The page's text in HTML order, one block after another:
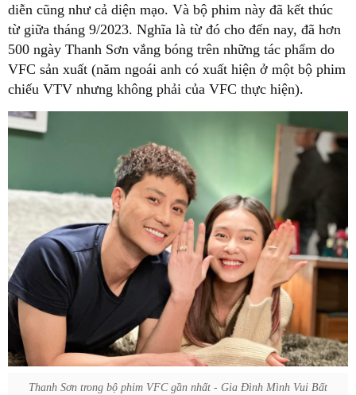
diễn cũng như cả diện mạo. Và bộ phim này đã kết thúc
từ giữa tháng 9/2023. Nghĩa là từ đó cho đến nay, đã hơn
500 ngày Thanh Sơn vắng bóng trên những tác phẩm do
VFC sản xuất (năm ngoái anh có xuất hiện ở một bộ phim
chiếu VTV nhưng không phải của VFC thực hiện).
Thanh Sơn trong bộ phim VFC gần nhất - Gia Đình Mình Vui Bất